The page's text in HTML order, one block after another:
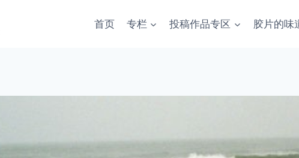
首页 专栏 投稿作品专区 胶片的味